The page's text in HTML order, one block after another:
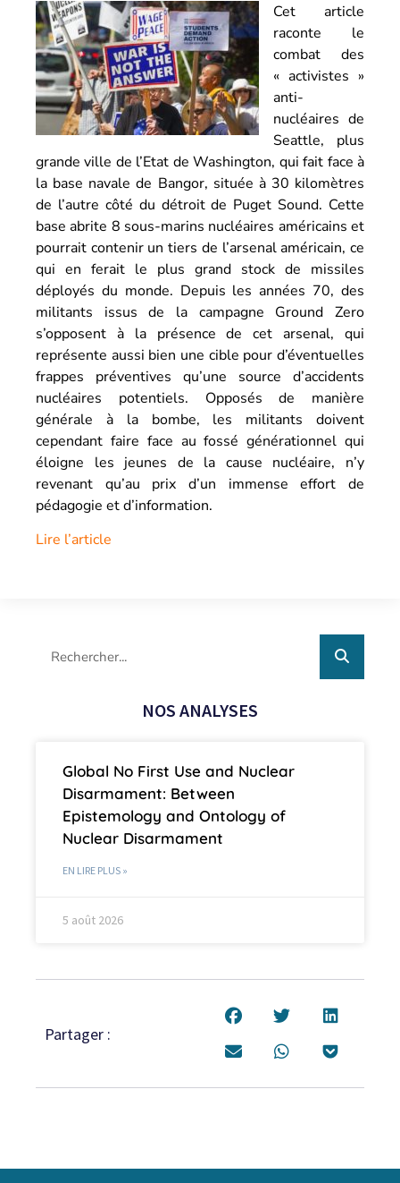
Cet article
raconte le
combat des
« activistes »
anti-
nucléaires de
Seattle, plus
grande ville de l’Etat de Washington, qui fait face à
la base navale de Bangor, située à 30 kilomètres
de l’autre côté du détroit de Puget Sound. Cette
base abrite 8 sous-marins nucléaires américains et
pourrait contenir un tiers de l’arsenal américain, ce
qui en ferait le plus grand stock de missiles
déployés du monde. Depuis les années 70, des
militants issus de la campagne Ground Zero
s’opposent à la présence de cet arsenal, qui
représente aussi bien une cible pour d’éventuelles
frappes préventives qu’une source d’accidents
nucléaires potentiels. Opposés de manière
générale à la bombe, les militants doivent
cependant faire face au fossé générationnel qui
éloigne les jeunes de la cause nucléaire, n’y
revenant qu’au prix d’un immense effort de
pédagogie et d’information.
Lire l’article
NOS ANALYSES
Global No First Use and Nuclear
Disarmament: Between
Epistemology and Ontology of
Nuclear Disarmament
EN LIRE PLUS »
5 août 2026
Partager :